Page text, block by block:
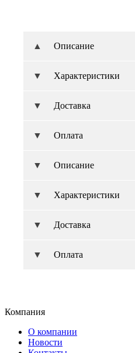
Описание
Характеристики
Доставка
Оплата
Описание
Характеристики
Доставка
Оплата
Компания
О компании
Новости